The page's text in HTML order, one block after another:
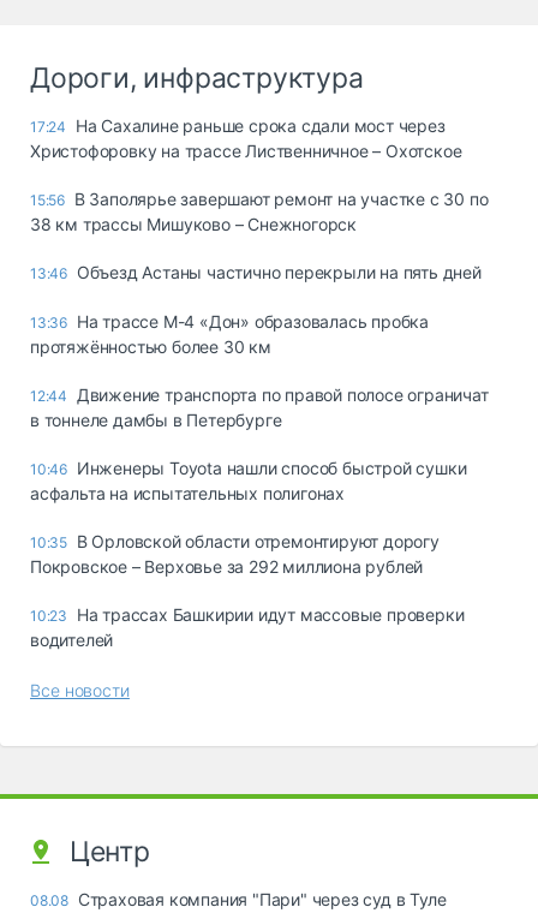
Дороги, инфраструктура
17:24
На Сахалине раньше срока сдали мост через
Христофоровку на трассе Лиственничное – Охотское
15:56 В Заполярье завершают ремонт на участке с 30 по
38 км трассы Мишуково – Снежногорск
13:46 Объезд Астаны частично перекрыли на пять дней
13:36 На трассе М-4 «Дон» образовалась пробка
протяжённостью более 30 км
12:44
Движение транспорта по правой полосе ограничат
в тоннеле дамбы в Петербурге
10:46 Инженеры Toyota нашли способ быстрой сушки
асфальта на испытательных полигонах
10:35 В Орловской области отремонтируют дорогу
Покровское – Верховье за 292 миллиона рублей
10:23
На трассах Башкирии идут массовые проверки
водителей
Все новости
Центр
08.08 Страховая компания "Пари" через суд в Туле